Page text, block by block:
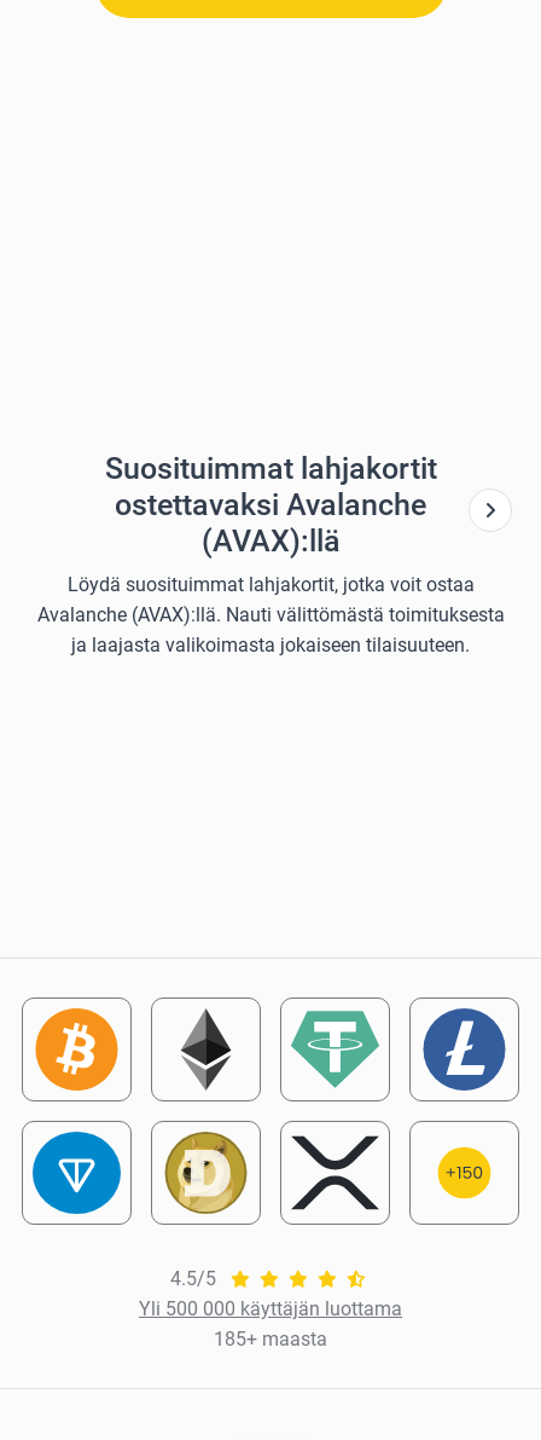
Suosituimmat lahjakortit
ostettavaksi Avalanche
(AVAX):llä
Löydä suosituimmat lahjakortit, jotka voit ostaa
Avalanche (AVAX):llä. Nauti välittömästä toimituksesta
ja laajasta valikoimasta jokaiseen tilaisuuteen.
4.5/5
Yli 500 000 käyttäjän luottama
185+ maasta